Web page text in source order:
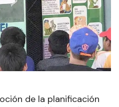
de la planificación